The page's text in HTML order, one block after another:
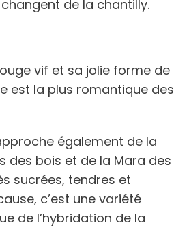
de la chantilly.
vif et sa jolie forme de
est la plus romantique des
également de la
des bois et de la Mara des
sucrées, tendres et
c’est une variété
de l’hybridation de la